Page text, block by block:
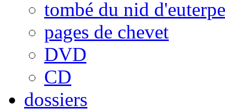
tombé du nid d'euterpe
pages de chevet
DVD
CD
dossiers